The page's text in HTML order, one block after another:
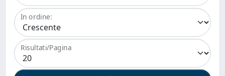
In ordine:
Risultati/Pagina